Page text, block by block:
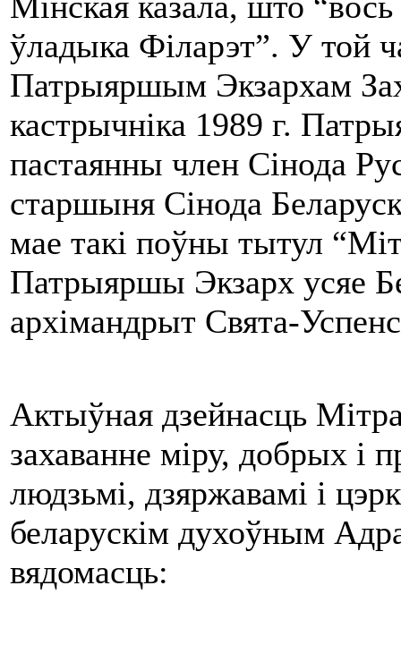
ўладыка Філарэт”. У той
Патрыяршым Экзархам
кастрычніка 1989 г.
пастаянны член Сінода
старшыня Сінода
мае такі поўны тытул
Патрыяршы Экзарх усяе
архімандрыт Свята-
Актыўная дзейнасць
захаванне міру, добрых і
людзьмі, дзяржавамі і
беларускім духоўным
вядомасць: